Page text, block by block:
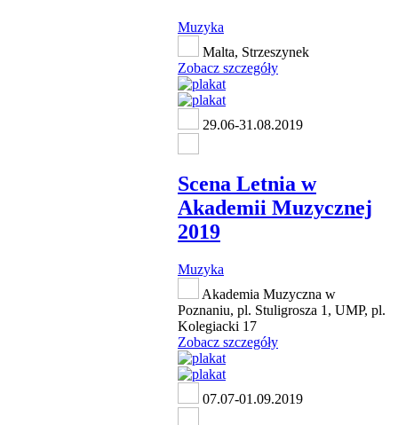
Muzyka
Malta, Strzeszynek
Zobacz szczegóły
29.06-31.08.2019
Scena Letnia w
Akademii Muzycznej
2019
Muzyka
Akademia Muzyczna w
Poznaniu, pl. Stuligrosza 1, UMP, pl.
Kolegiacki 17
Zobacz szczegóły
07.07-01.09.2019